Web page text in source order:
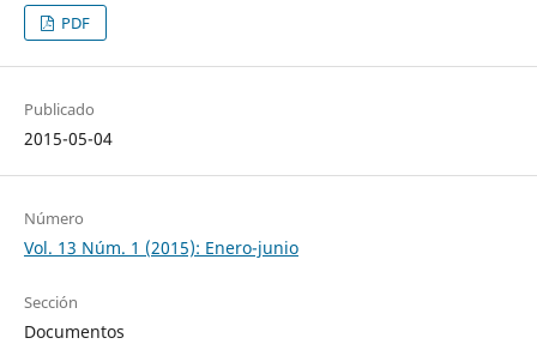
PDF
Publicado
2015-05-04
Número
Vol. 13 Núm. 1 (2015): Enero-junio
Sección
Documentos